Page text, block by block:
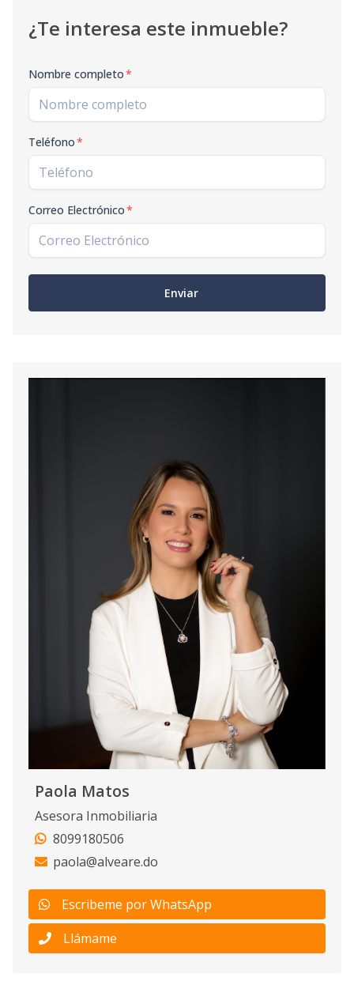
¿Te interesa este inmueble?
Nombre completo*
Teléfono*
Correo Electrónico*
Enviar
Paola Matos
Asesora Inmobiliaria
8099180506
paola@alveare.do
Escribeme por WhatsApp
Llámame